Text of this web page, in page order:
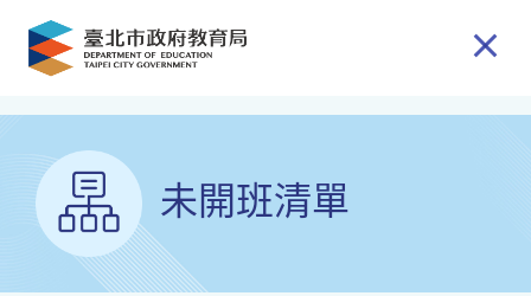
跳到主要內容
未開班清單